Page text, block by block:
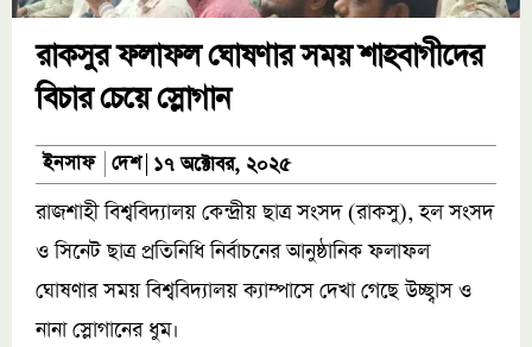
রাকসুর ফলাফল ঘোষণার সময় শাহবাগীদের
বিচার চেয়ে স্লোগান
ইনসাফ দেশ ১৭ অক্টোবর, ২০২৫
রাজশাহী বিশ্ববিদ্যালয় কেন্দ্রীয় ছাত্র সংসদ (রাকসু), হল সংসদ
ও সিনেট ছাত্র প্রতিনিধি নির্বাচনের আনুষ্ঠানিক ফলাফল
ঘোষণার সময় বিশ্ববিদ্যালয় ক্যাম্পাসে দেখা গেছে উচ্ছ্বাস ও
নানা স্লোগানের ধুম।